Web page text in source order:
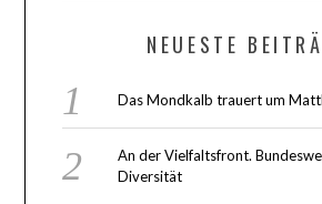
NEUESTE
Das Mondkalb trauert um
An der Vielfaltsfront.
Diversität